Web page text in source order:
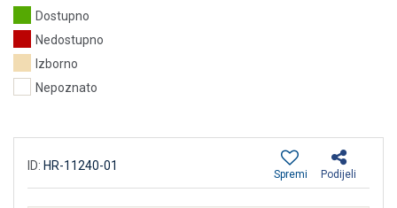
Dostupno
Nedostupno
Izborno
Nepoznato
ID: HR-11240-01
Podijeli
Spremi